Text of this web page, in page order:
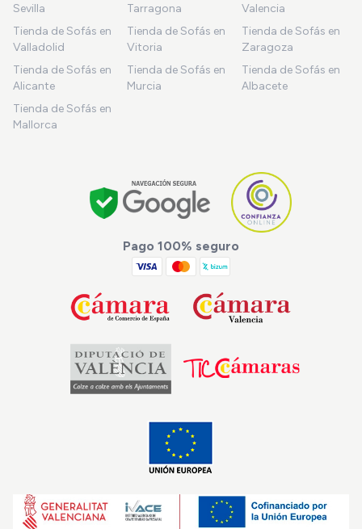
Sevilla
Tarragona
Valencia
Tienda de Sofás en
Valladolid
Tienda de Sofás en
Vitoria
Tienda de Sofás en
Zaragoza
Tienda de Sofás en
Alicante
Tienda de Sofás en
Murcia
Tienda de Sofás en
Albacete
Tienda de Sofás en
Mallorca
Pago 100% seguro